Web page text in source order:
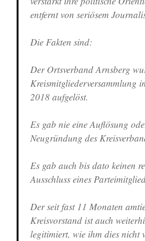
entfernt von seriösem
Die Fakten sind:
Der Ortsverband Arnsberg
Kreismitgliederversammlung
2018 aufgelöst.
Es gab nie eine Auflösung
Neugründung des
Es gab auch bis dato keinen
Ausschluss eines
Der seit fast 11 Monaten
Kreisvorstand ist auch
legitimiert, wie ihm dies nicht